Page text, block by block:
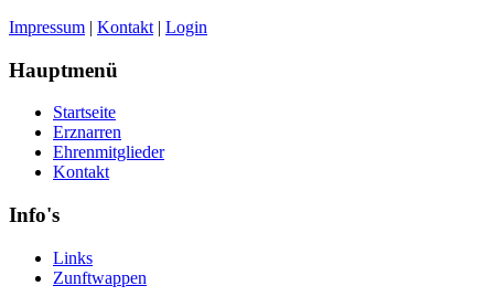
Impressum | Kontakt | Login
Hauptmenü
Startseite
Erznarren
Ehrenmitglieder
Kontakt
Info's
Links
Zunftwappen